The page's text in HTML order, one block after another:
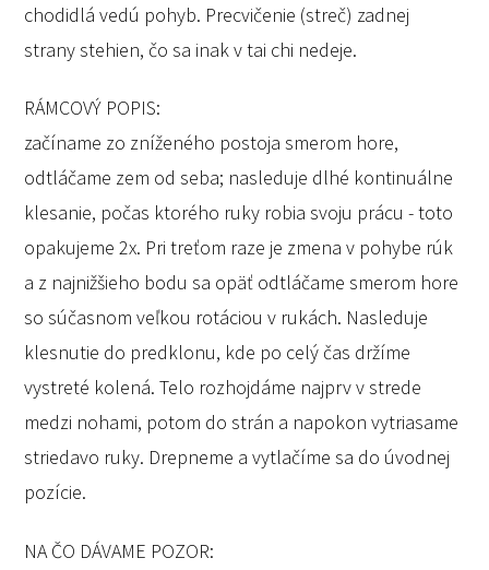
chodidlá vedú pohyb. Precvičenie (streč) zadnej
strany stehien, čo sa inak v tai chi nedeje.
RÁMCOVÝ POPIS:
začíname zo zníženého postoja smerom hore,
odtláčame zem od seba; nasleduje dlhé kontinuálne
klesanie, počas ktorého ruky robia svoju prácu - toto
opakujeme 2x. Pri treťom raze je zmena v pohybe rúk
a z najnižšieho bodu sa opäť odtláčame smerom hore
so súčasnom veľkou rotáciou v rukách. Nasleduje
klesnutie do predklonu, kde po celý čas držíme
vystreté kolená. Telo rozhojdáme najprv v strede
medzi nohami, potom do strán a napokon vytriasame
striedavo ruky. Drepneme a vytlačíme sa do úvodnej
pozície.
NA ČO DÁVAME POZOR: